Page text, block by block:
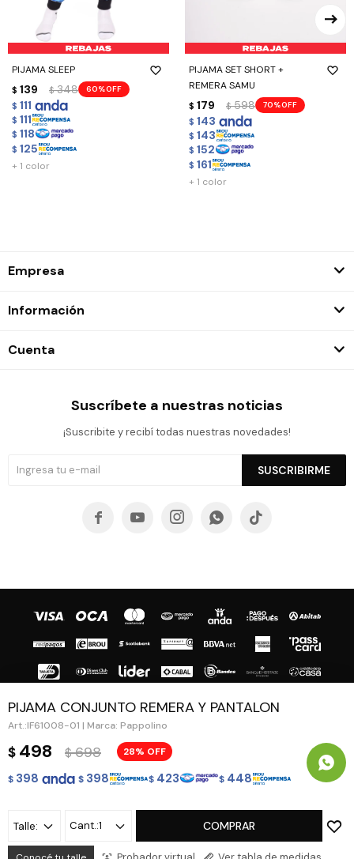
PIJAMA CONJUNTO REMERA Y PANTALON
IF61008-01 | Marca: Pappolino
$ 498 $ 698 28
$ 398 $ 398 $ 423 $ 448
Talle: 1 COMPRAR
PIJAMA SLEEP
$ 139 $ 348 60
$ 111
$ 111
$ 118
$ 125
+ 1 color
PIJAMA SET SHORT +
REMERA SAMU
$ 179 $ 598 70
$ 143
$ 143
$ 152
$ 161
+ 1 color
Empresa
Información
Cuenta
Suscríbete a nuestras noticias
¡Suscribite y recibí todas nuestras novedades!
SUSCRIBIRME
    
Fenicio